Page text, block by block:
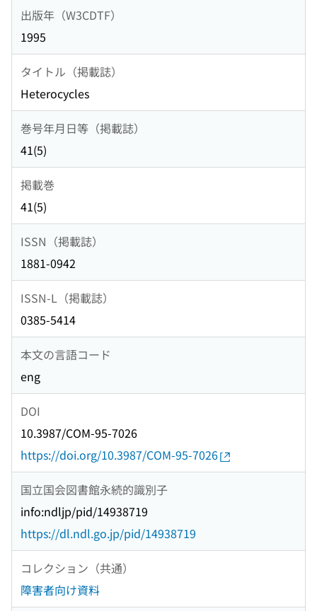
出版年（W3CDTF）
1995
タイトル（掲載誌）
Heterocycles
巻号年月日等（掲載誌）
41(5)
掲載巻
41(5)
ISSN（掲載誌）
1881-0942
ISSN-L（掲載誌）
0385-5414
本文の言語コード
eng
DOI
10.3987/COM-95-7026
https://doi.org/10.3987/COM-95-7026
国立国会図書館永続的識別子
info:ndljp/pid/14938719
https://dl.ndl.go.jp/pid/14938719
コレクション（共通）
障害者向け資料